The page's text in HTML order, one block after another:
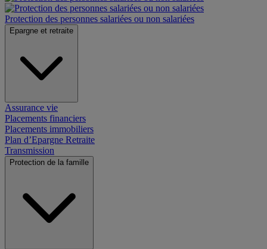
Protection des personnes salariées ou non salariées
Epargne et retraite
Assurance vie
Placements financiers
Placements immobiliers
Plan d’Epargne Retraite
Transmission
Protection de la famille